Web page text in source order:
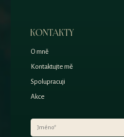
KONTAKTY
O mně
Kontaktujte mě
Spolupracuji
Akce